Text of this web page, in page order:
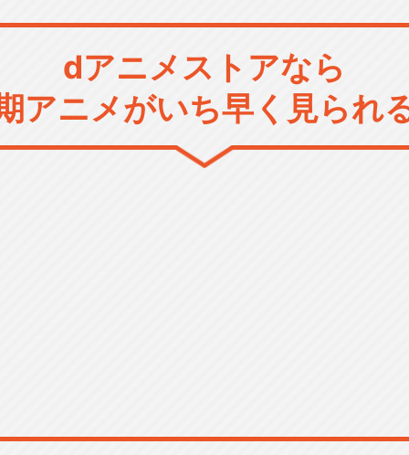
dアニメストアなら
アニメがいち早く見られ